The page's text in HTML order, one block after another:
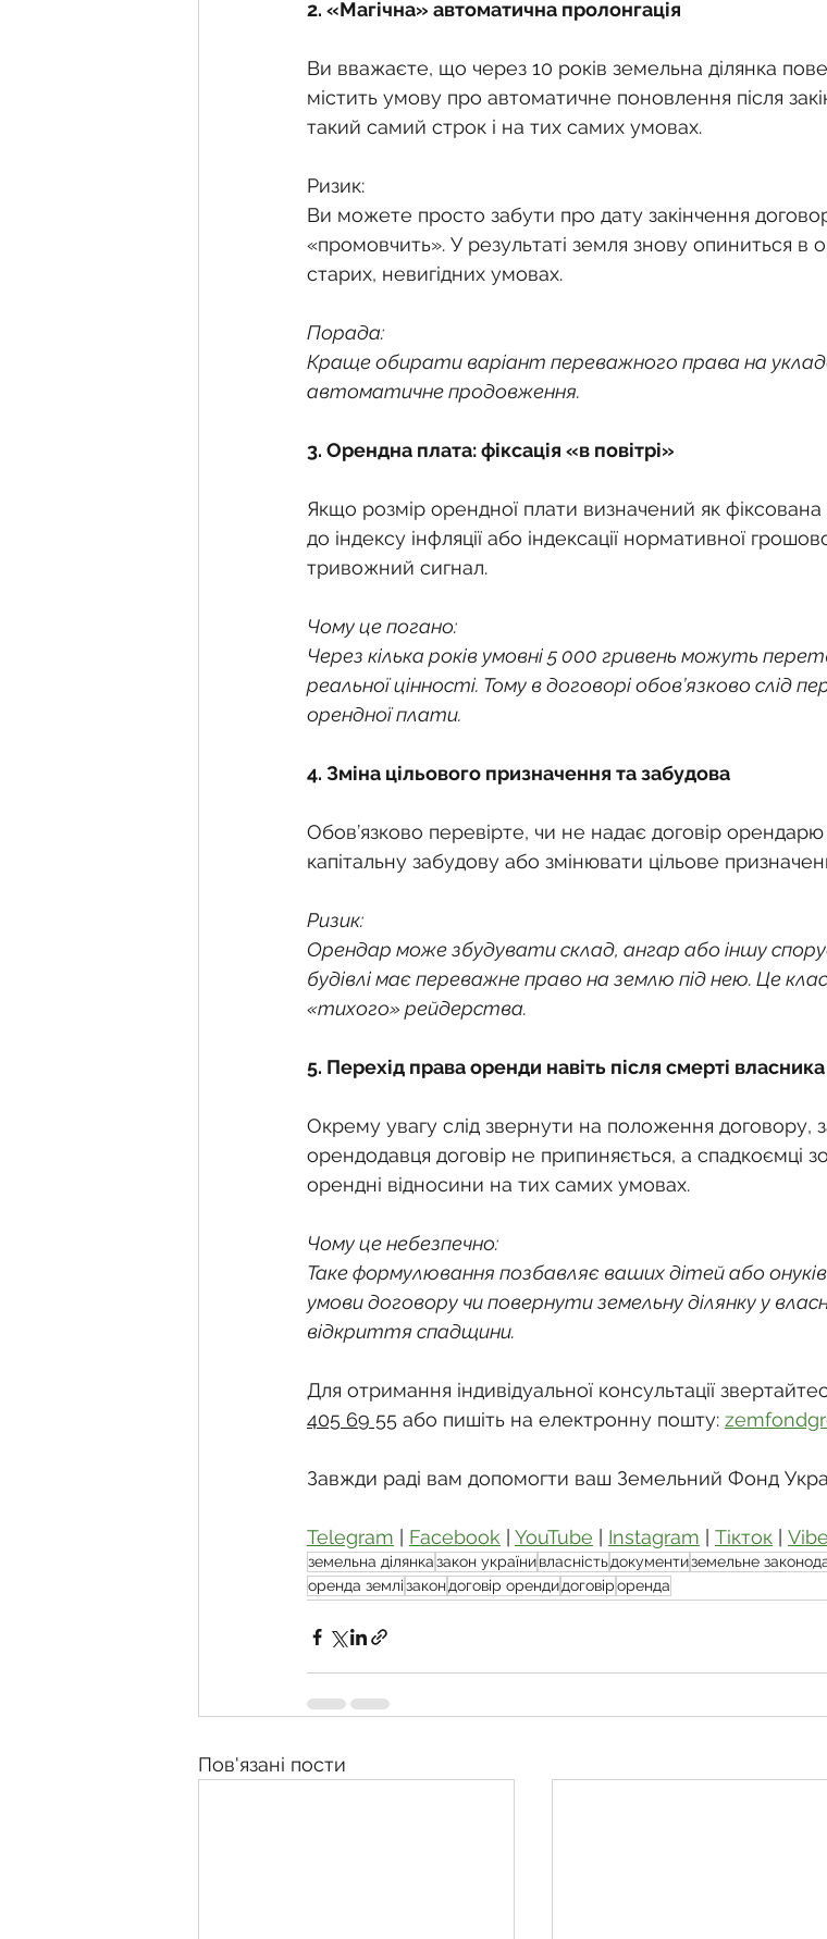
2. «Магічна» автоматична пролонгація
Ви вважаєте, що через 10 років земельна ділянка
містить умову про автоматичне поновлення після
такий самий строк і на тих самих умовах.
Ризик:
Ви можете просто забути про дату закінчення
«промовчить». У результаті земля знову опиниться в
старих, невигідних умовах.
Порада:
Краще обирати варіант переважного права на
автоматичне продовження.
3. Орендна плата: фіксація «в повітрі»
Якщо розмір орендної плати визначений як фіксована
до індексу інфляції або індексації нормативної
тривожний сигнал.
Чому це погано:
Через кілька років умовні 5 000 гривень можуть
реальної цінності. Тому в договорі обов’язково слід
орендної плати.
4. Зміна цільового призначення та забудова
Обов’язково перевірте, чи не надає договір
капітальну забудову або змінювати цільове
Ризик:
Орендар може збудувати склад, ангар або іншу
будівлі має переважне право на землю під нею. Це
«тихого» рейдерства.
5. Перехід права оренди навіть після смерті власника
Окрему увагу слід звернути на положення договору,
орендодавця договір не припиняється, а спадкоємці
орендні відносини на тих самих умовах.
Чому це небезпечно:
Таке формулювання позбавляє ваших дітей або
умови договору чи повернути земельну ділянку у
відкриття спадщини.
Для отримання індивідуальної консультації
405 69 55 або пишіть на електронну пошту:
Завжди раді вам допомогти ваш Земельний Фонд
Telegram Facebook YouTube Instagram Тікток
земельна ділянказакон українивласністьдокументиземельне
оренда землізакондоговір орендидоговіроренда
Пов'язані пости